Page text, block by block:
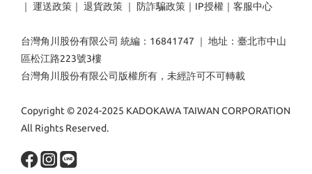
｜ 運送政策 ｜ 退貨政策 ｜ 防詐騙政策 ｜ IP授權 ｜ 客服中心
台灣角川股份有限公司 統編：16841747 ｜ 地址：臺北市中山
區松江路223號3樓
台灣角川股份有限公司版權所有，未經許可不可轉載
Copyright © 2024-2025 KADOKAWA TAIWAN CORPORATION
All Rights Reserved.